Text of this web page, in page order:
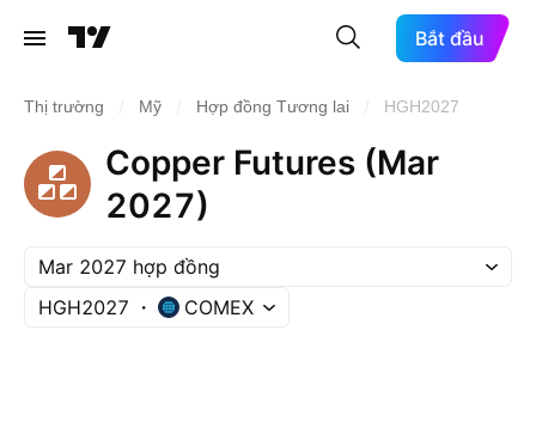
Bắt đầu
Thị trường Mỹ Hợp đồng Tương lai HGH2027
Copper Futures (Mar
2027)
Mar 2027 hợp đồng
HGH2027
COMEX